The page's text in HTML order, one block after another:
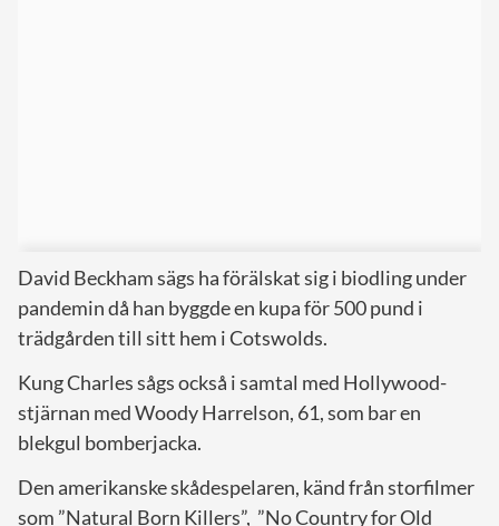
David Beckham sägs ha förälskat sig i biodling under
pandemin då han byggde en kupa för 500 pund i
trädgården till sitt hem i Cotswolds.
Kung Charles sågs också i samtal med Hollywood-
stjärnan med Woody Harrelson, 61, som bar en
blekgul bomberjacka.
Den amerikanske skådespelaren, känd från storfilmer
som ”Natural Born Killers”, ”No Country for Old